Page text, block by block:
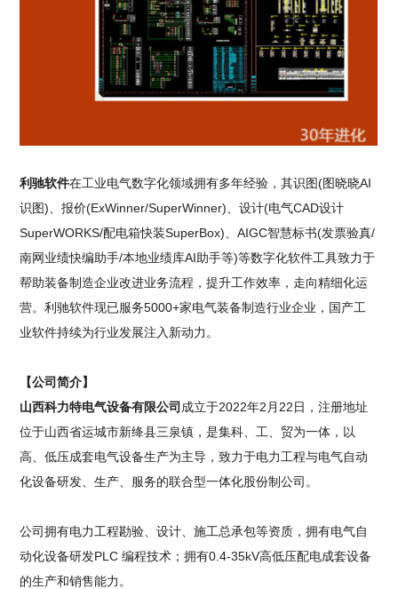
利驰软件在工业电气数字化领域拥有多年经验，其识图(图晓晓AI
识图)、报价(ExWinner/SuperWinner)、设计(电气CAD设计
SuperWORKS/配电箱快装SuperBox)、AIGC智慧标书(发票验真/
南网业绩快编助手/本地业绩库AI助手等)等数字化软件工具致力于
帮助装备制造企业改进业务流程，提升工作效率，走向精细化运
营。利驰软件现已服务5000+家电气装备制造行业企业，国产工
业软件持续为行业发展注入新动力。
【公司简介】
山西科力特电气设备有限公司 成立于2022年2月22日，注册地址
位于山西省运城市新绛县三泉镇，是集科、工、贸为一体，以
高、低压成套电气设备生产为主导，致力于电力工程与电气自动
化设备研发、生产、服务的联合型一体化股份制公司。
公司拥有电力工程勘验、设计、施工总承包等资质，拥有电气自
动化设备研发PLC 编程技术；拥有0.4-35kV高低压配电成套设备
的生产和销售能力。